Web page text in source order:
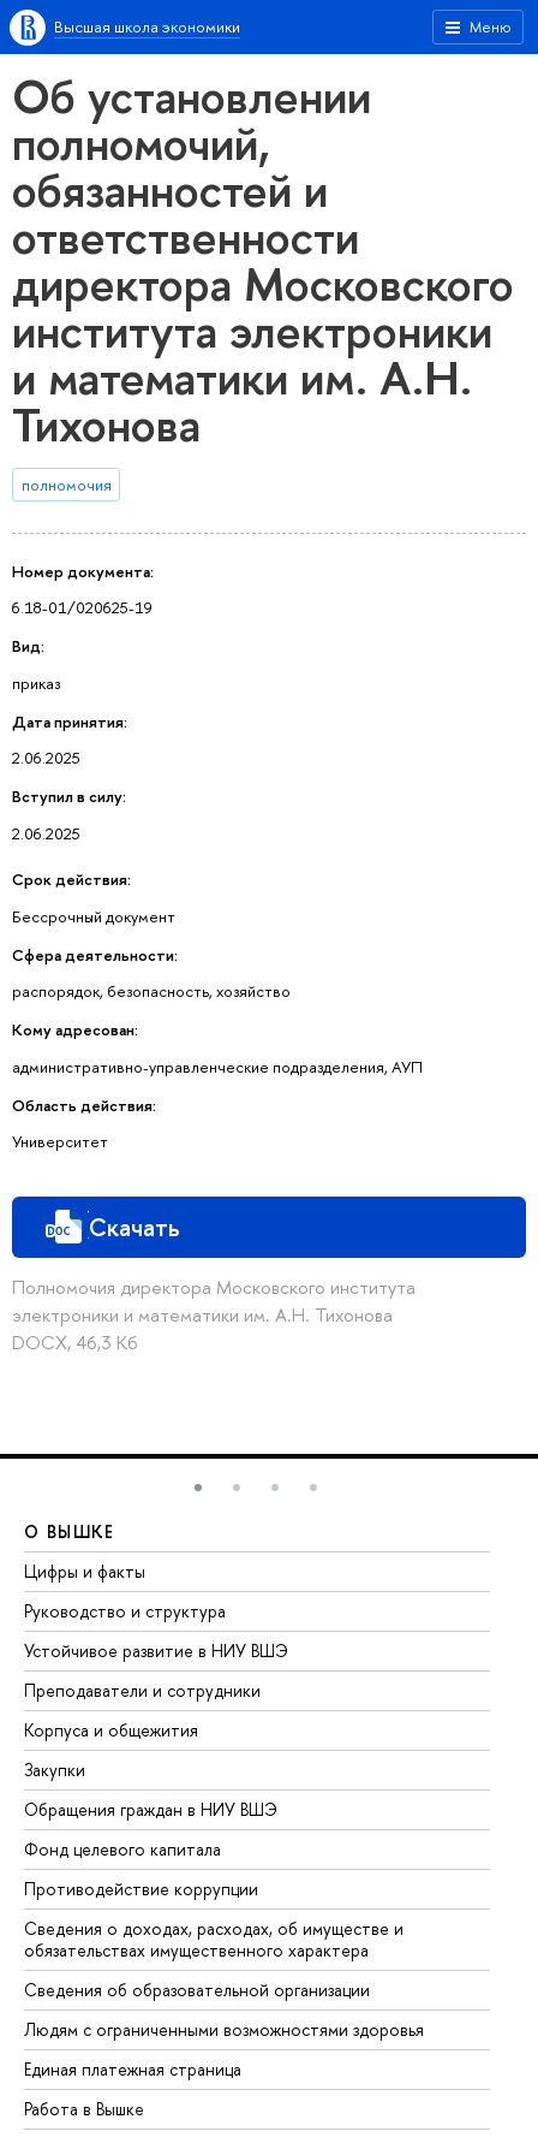
Меню
Высшая школа экономики
Об установлении
полномочий,
обязанностей и
ответственности
директора Московского
института электроники
и математики им. А.Н.
Тихонова
полномочия
Номер документа:
6.18-01/020625-19
Вид:
приказ
Дата принятия:
2.06.2025
Вступил в силу:
2.06.2025
Срок действия:
Бессрочный документ
Сфера деятельности:
распорядок, безопасность, хозяйство
Кому адресован:
административно-управленческие подразделения, АУП
Область действия:
Университет
Скачать
Полномочия директора Московского института
электроники и математики им. А.Н. Тихонова
DOCX, 46,3 Кб
О ВЫШКЕ
Цифры и факты
Руководство и структура
Устойчивое развитие в НИУ ВШЭ
Преподаватели и сотрудники
Корпуса и общежития
Закупки
Обращения граждан в НИУ ВШЭ
Фонд целевого капитала
Противодействие коррупции
Сведения о доходах, расходах, об имуществе и
обязательствах имущественного характера
Сведения об образовательной организации
Людям с ограниченными возможностями здоровья
Единая платежная страница
Работа в Вышке